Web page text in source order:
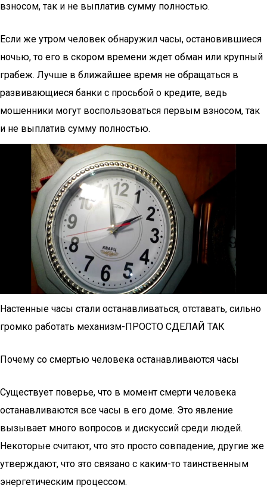
взносом, так и не выплатив сумму полностью.
Если же утром человек обнаружил часы, остановившиеся
ночью, то его в скором времени ждет обман или крупный
грабеж. Лучше в ближайшее время не обращаться в
развивающиеся банки с просьбой о кредите, ведь
мошенники могут воспользоваться первым взносом, так
и не выплатив сумму полностью.
Настенные часы стали останавливаться, отставать, сильно
громко работать механизм-ПРОСТО СДЕЛАЙ ТАК
Почему со смертью человека останавливаются часы
Существует поверье, что в момент смерти человека
останавливаются все часы в его доме. Это явление
вызывает много вопросов и дискуссий среди людей.
Некоторые считают, что это просто совпадение, другие же
утверждают, что это связано с каким-то таинственным
энергетическим процессом.